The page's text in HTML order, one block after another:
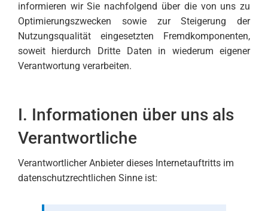
informieren wir Sie nachfolgend über die von uns zu
Optimierungszwecken sowie zur Steigerung der
Nutzungsqualität eingesetzten Fremdkomponenten,
soweit hierdurch Dritte Daten in wiederum eigener
Verantwortung verarbeiten.
I. Informationen über uns als
Verantwortliche
Verantwortlicher Anbieter dieses Internetauftritts im
datenschutzrechtlichen Sinne ist: